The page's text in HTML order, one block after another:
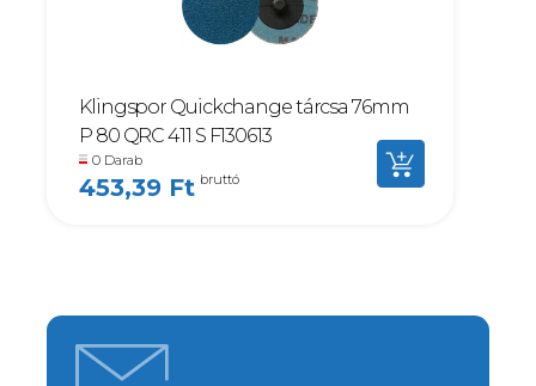
Klingspor Quickchange tárcsa 76mm
P 80 QRC 411 S F130613
0 Darab
453,39 Ft bruttó